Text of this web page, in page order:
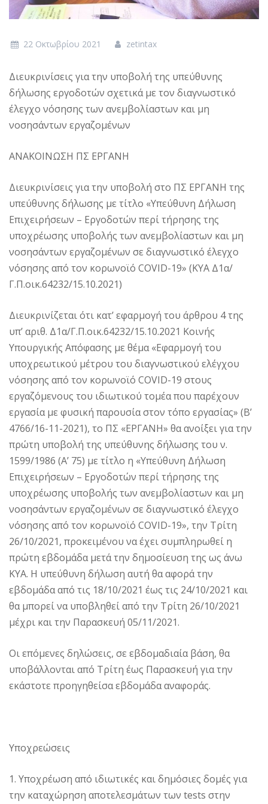
22 Οκτωβρίου 2021 zetintax
Διευκρινίσεις για την υποβολή της υπεύθυνης
δήλωσης εργοδοτών σχετικά με τον διαγνωστικό
έλεγχο νόσησης των ανεμβολίαστων και μη
νοσησάντων εργαζομένων
ΑΝΑΚΟΙΝΩΣΗ ΠΣ ΕΡΓΑΝΗ
Διευκρινίσεις για την υποβολή στο ΠΣ ΕΡΓΑΝΗ της
υπεύθυνης δήλωσης με τίτλο «Υπεύθυνη Δήλωση
Επιχειρήσεων – Εργοδοτών περί τήρησης της
υποχρέωσης υποβολής των ανεμβολίαστων και μη
νοσησάντων εργαζομένων σε διαγνωστικό έλεγχο
νόσησης από τον κορωνοϊό COVID-19» (ΚΥΑ Δ1α/
Γ.Π.οικ.64232/15.10.2021)
Διευκρινίζεται ότι κατ’ εφαρμογή του άρθρου 4 της
υπ’ αριθ. Δ1α/Γ.Π.οικ.64232/15.10.2021 Κοινής
Υπουργικής Απόφασης με θέμα «Εφαρμογή του
υποχρεωτικού μέτρου του διαγνωστικού ελέγχου
νόσησης από τον κορωνοϊό COVID-19 στους
εργαζόμενους του ιδιωτικού τομέα που παρέχουν
εργασία με φυσική παρουσία στον τόπο εργασίας» (Β’
4766/16-11-2021), το ΠΣ «ΕΡΓΑΝΗ» θα ανοίξει για την
πρώτη υποβολή της υπεύθυνης δήλωσης του ν.
1599/1986 (Α’ 75) με τίτλο η «Υπεύθυνη Δήλωση
Επιχειρήσεων – Εργοδοτών περί τήρησης της
υποχρέωσης υποβολής των ανεμβολίαστων και μη
νοσησάντων εργαζομένων σε διαγνωστικό έλεγχο
νόσησης από τον κορωνοϊό COVID-19», την Τρίτη
26/10/2021, προκειμένου να έχει συμπληρωθεί η
πρώτη εβδομάδα μετά την δημοσίευση της ως άνω
ΚΥΑ. Η υπεύθυνη δήλωση αυτή θα αφορά την
εβδομάδα από τις 18/10/2021 έως τις 24/10/2021 και
θα μπορεί να υποβληθεί από την Τρίτη 26/10/2021
μέχρι και την Παρασκευή 05/11/2021.
Οι επόμενες δηλώσεις, σε εβδομαδιαία βάση, θα
υποβάλλονται από Τρίτη έως Παρασκευή για την
εκάστοτε προηγηθείσα εβδομάδα αναφοράς.
Υποχρεώσεις
1. Υποχρέωση από ιδιωτικές και δημόσιες δομές για
την καταχώρηση αποτελεσμάτων των tests στην